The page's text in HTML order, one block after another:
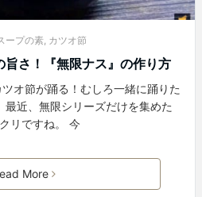
ープの素, カツオ節
旨さ！『無限ナス』の作り方
オ節が踊る！むしろ一緒に踊りた
近、無限シリーズだけを集めた
リですね。 今
More